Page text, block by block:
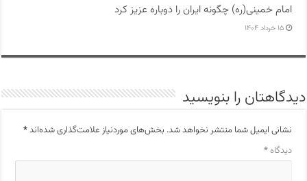
امام خمینی(ره) چگونه ایران را دوباره عزیز کرد
۱۵ خرداد ۱۴۰۴
دیدگاهتان را بنویسید
نشانی ایمیل شما منتشر نخواهد شد. بخش‌های موردنیاز علامت‌گذاری شده‌اند*
دیدگاه*